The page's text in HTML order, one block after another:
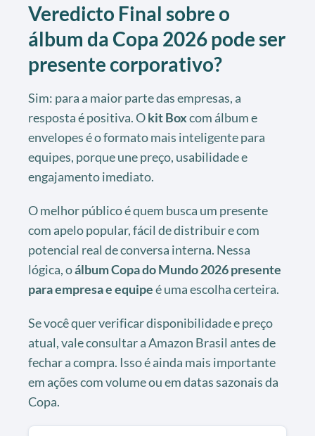
Veredicto Final sobre o
álbum da Copa 2026 pode ser
presente corporativo?
Sim: para a maior parte das empresas, a
resposta é positiva. Okit Boxcom álbum e
envelopes é o formato mais inteligente para
equipes, porque une preço, usabilidade e
engajamento imediato.
O melhor público é quem busca um presente
com apelo popular, fácil de distribuir e com
potencial real de conversa interna. Nessa
lógica, oálbum Copa do Mundo 2026 presente
para empresa e equipeé uma escolha certeira.
Se você quer verificar disponibilidade e preço
atual, vale consultar a Amazon Brasil antes de
fechar a compra. Isso é ainda mais importante
em ações com volume ou em datas sazonais da
Copa.